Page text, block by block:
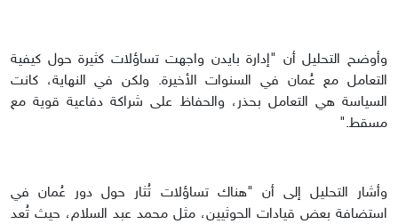
وأوضح التحليل أن "إدارة بايدن واجهت تساؤلات كثيرة حول كيفية
التعامل مع عُمان في السنوات الأخيرة. ولكن في النهاية، كانت
السياسة هي التعامل بحذر، والحفاظ على شراكة دفاعية قوية مع
مسقط."
وأشار التحليل إلى أن "هناك تساؤلات تُثار حول دور عُمان في
استضافة بعض قيادات الحوثيين، مثل محمد عبد السلام، حيث تُعد